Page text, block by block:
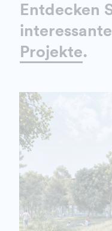
Entdecken
interessante
Projekte.